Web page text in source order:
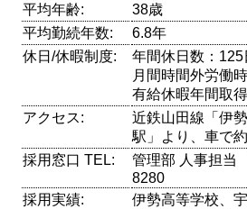
平均年齢:
38歳
平均勤続年数:
6.8年
休日/休暇制度:
年間休日数：125
月間時間外労働
有給休暇年間取
アクセス:
近鉄山田線「伊
駅」より、車で
採用窓口 TEL:
管理部 人事担
8280
採用実績:
伊勢高等学校、